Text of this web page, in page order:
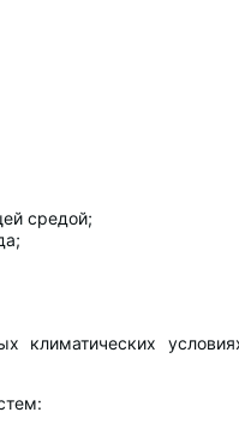
средой;
климатических